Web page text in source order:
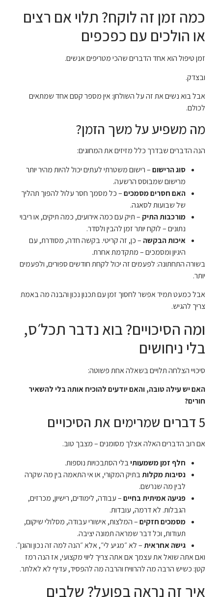
כמה זמן זה לוקח? תלוי אם רצים
או הולכים עם כפכפים
זמן טיפול הוא אחד הדברים שהכי מטריפים אנשים.
ובצדק.
אבל בוא נשים את זה על השולחן: אין מספר קסם אחד שמתאים
לכולם.
מה משפיע על משך הזמן?
הנה הדברים שבדרך כלל מזיזים את המחוגים:
סוג הרישום– רישום משטרתי לעתים יכול להיות מהיר יותר
מרישום שמבוסס הרשעה.
האם חסרים מסמכים– כל מסמך חסר עלול להפוך תהליך
של שבועות לסאגה.
מורכבות התיק – תיק עם כמה אירועים, כמה תיקים, או ריבוי
נתונים – לוקח יותר זמן להבין ולסדר.
איכות הבקשה – כן, זה קריטי. בקשה חדה, מסודרת, עם
היגיון ומסמכים – מתקדמת אחרת.
בשורה התחתונה: לפעמים זה יכול לקחת חודשים ספורים, ולפעמים
יותר.
אבל כמעט תמיד אפשר לחסוך זמן עם תכנון נכון והבנה מה באמת
צריך להגיש.
ומה הסיכויים? בוא נדבר תכל׳ס,
בלי ניחושים
סיכויי הצלחה תלויים בשאלה אחת פשוטה:
האם יש עילה טובה, והאם יודעים להוכיח אותה בלי להשאיר
חורים?
5 דברים שמרימים את הסיכויים
אם רוב הדברים האלה אצלך מסומנים – מצבך טוב.
חלף זמן משמעותיבלי הסתבכויות נוספות.
נסיבות מקלותבתיק המקורי, או אי התאמה בין מה שקרה
לבין מה שנרשם.
פגיעה אמיתית בחיים– עבודה, לימודים, רישיון, מכרזים,
הגבלות. לא דרמה, עובדות.
מסמכים חזקים– המלצות, אישורי עבודה, מסלולי שיקום,
תעודות, וכל דבר שמראה תמונה יציבה.
גישה אחראית– לא ״מגיע לי״, אלא ״הנה למה זה נכון והוגן״.
ואם אתה שואל את עצמך אם אתה צריך ליווי מקצועי, אז הנה רמז
קטן: כשיש הרבה מה להרוויח והרבה מה להפסיד, עדיף לא לאלתר.
איך זה נראה בפועל? שלבים